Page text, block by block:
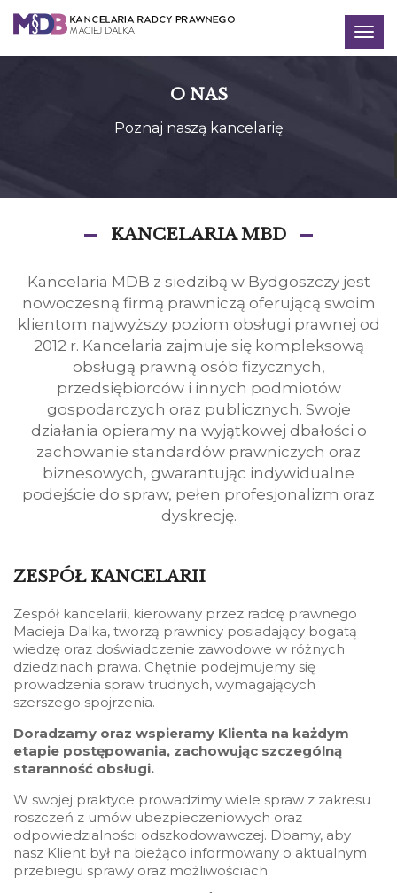
O NAS
Poznaj naszą kancelarię
KANCELARIA MBD
Kancelaria MDB z siedzibą w Bydgoszczy jest
nowoczesną firmą prawniczą oferującą swoim
klientom najwyższy poziom obsługi prawnej od
2012 r. Kancelaria zajmuje się kompleksową
obsługą prawną osób fizycznych,
przedsiębiorców i innych podmiotów
gospodarczych oraz publicznych. Swoje
działania opieramy na wyjątkowej dbałości o
zachowanie standardów prawniczych oraz
biznesowych, gwarantując indywidualne
podejście do spraw, pełen profesjonalizm oraz
dyskrecję.
ZESPÓŁ KANCELARII
Zespół kancelarii, kierowany przez radcę prawnego
Macieja Dalka, tworzą prawnicy posiadający bogatą
wiedzę oraz doświadczenie zawodowe w różnych
dziedzinach prawa. Chętnie podejmujemy się
prowadzenia spraw trudnych, wymagających
szerszego spojrzenia.
Doradzamy oraz wspieramy Klienta na każdym
etapie postępowania, zachowując szczególną
staranność obsługi.
W swojej praktyce prowadzimy wiele spraw z zakresu
roszczeń z umów ubezpieczeniowych oraz
odpowiedzialności odszkodowawczej. Dbamy, aby
nasz Klient był na bieżąco informowany o aktualnym
przebiegu sprawy oraz możliwościach.